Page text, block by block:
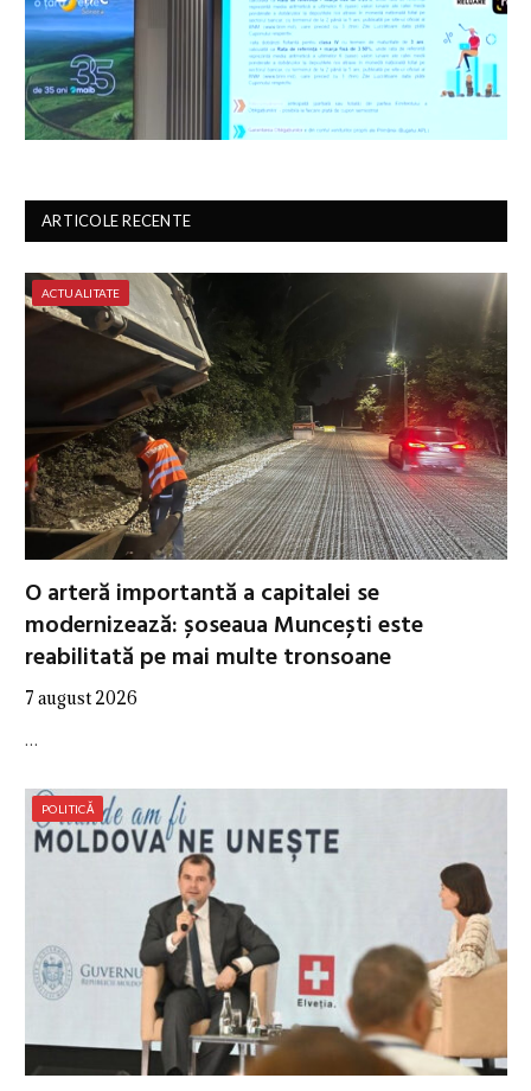
ARTICOLE RECENTE
ACTUALITATE
O arteră importantă a capitalei se
modernizează: șoseaua Muncești este
reabilitată pe mai multe tronsoane
7 august 2026
…
POLITICĂ